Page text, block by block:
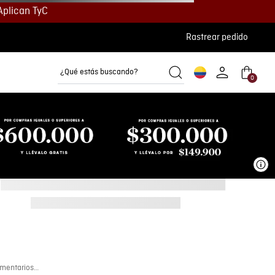
TyC
Rastrear pedido
¿Qué estás buscando?
0